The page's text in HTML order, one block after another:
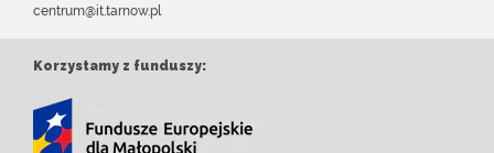
centrum@it.tarnow.pl
Korzystamy z funduszy: